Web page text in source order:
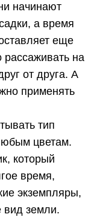
начинают
а время
еще
на
от друга. А
применять
тип
цветам.
который
время,
экземпляры,
вид земли.